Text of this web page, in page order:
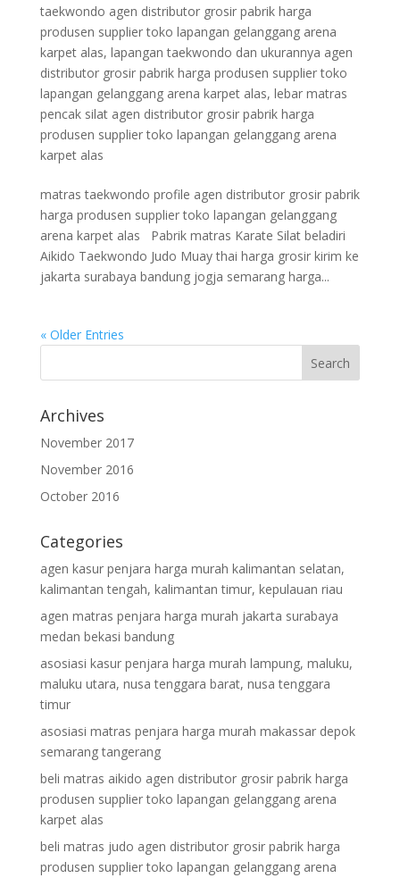
taekwondo agen distributor grosir pabrik harga
produsen supplier toko lapangan gelanggang arena
karpet alas, lapangan taekwondo dan ukurannya agen
distributor grosir pabrik harga produsen supplier toko
lapangan gelanggang arena karpet alas, lebar matras
pencak silat agen distributor grosir pabrik harga
produsen supplier toko lapangan gelanggang arena
karpet alas
matras taekwondo profile agen distributor grosir pabrik
harga produsen supplier toko lapangan gelanggang
arena karpet alas Pabrik matras Karate Silat beladiri
Aikido Taekwondo Judo Muay thai harga grosir kirim ke
jakarta surabaya bandung jogja semarang harga...
« Older Entries
Archives
November 2017
November 2016
October 2016
Categories
agen kasur penjara harga murah kalimantan selatan,
kalimantan tengah, kalimantan timur, kepulauan riau
agen matras penjara harga murah jakarta surabaya
medan bekasi bandung
asosiasi kasur penjara harga murah lampung, maluku,
maluku utara, nusa tenggara barat, nusa tenggara
timur
asosiasi matras penjara harga murah makassar depok
semarang tangerang
beli matras aikido agen distributor grosir pabrik harga
produsen supplier toko lapangan gelanggang arena
karpet alas
beli matras judo agen distributor grosir pabrik harga
produsen supplier toko lapangan gelanggang arena